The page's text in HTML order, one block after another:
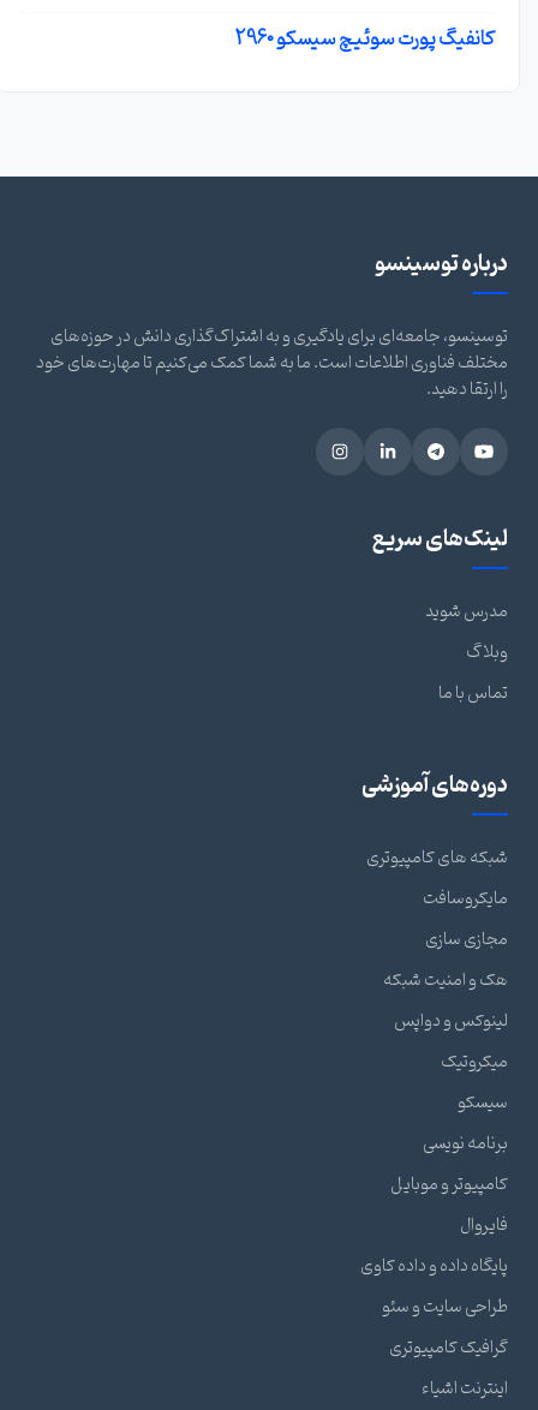
کانفیگ پورت سوئیچ سیسکو 2960
درباره توسینسو
توسینسو، جامعه‌ای برای یادگیری و به اشتراک‌گذاری دانش در حوزه‌های
مختلف فناوری اطلاعات است. ما به شما کمک می‌کنیم تا مهارت‌های خود
را ارتقا دهید.
لینک‌های سریع
مدرس شوید
وبلاگ
تماس با ما
دوره‌های آموزشی
شبکه های کامپیوتری
مایکروسافت
مجازی سازی
هک و امنیت شبکه
لینوکس و دواپس
میکروتیک
سیسکو
برنامه نویسی
کامپیوتر و موبایل
فایروال
پایگاه داده و داده کاوی
طراحی سایت و سئو
گرافیک کامپیوتری
اینترنت اشیاء